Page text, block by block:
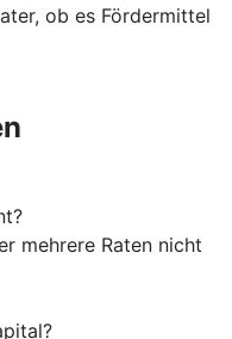
ob es Fördermittel
mehrere Raten nicht